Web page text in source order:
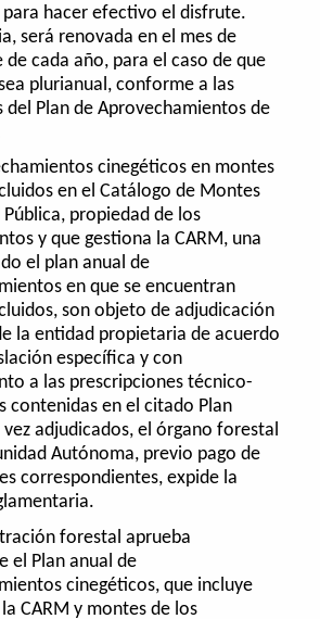
hacer efectivo el disfrute.
será renovada en el mes de
de cada año, para el caso de que
plurianual, conforme a las
del Plan de Aprovechamientos de
cinegéticos en montes
en el Catálogo de Montes
propiedad de los
y que gestiona la CARM, una
el plan anual de
en que se encuentran
son objeto de adjudicación
la entidad propietaria de acuerdo
específica y con
a las prescripciones técnico-
contenidas en el citado Plan
adjudicados, el órgano forestal
Autónoma, previo pago de
correspondientes, expide la
forestal aprueba
el Plan anual de
cinegéticos, que incluye
CARM y montes de los